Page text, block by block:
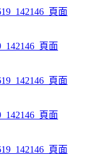
頁面
頁面